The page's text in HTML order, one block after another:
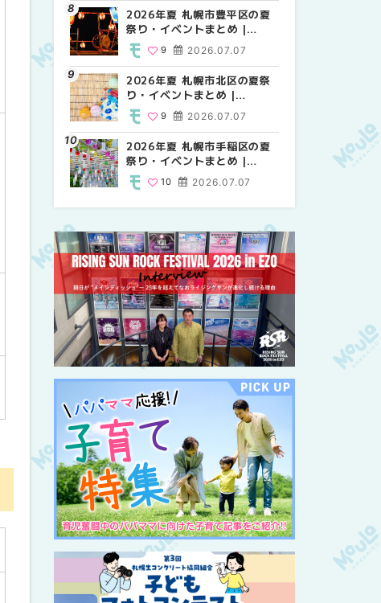
2026年夏 札幌市豊平区の夏
祭り・イベントまとめ |
MouLa HOKKAIDO
2026.07.07
9
2026年夏 札幌市北区の夏祭
り・イベントまとめ |
MouLa HOKKAIDO
2026.07.07
9
2026年夏 札幌市手稲区の夏
祭り・イベントまとめ |
MouLa HOKKAIDO
2026.07.07
10
2026年夏 札幌市豊平区の夏
祭り・イベントまとめ |
9
2026年夏 札幌市中央区の夏
祭り・イベントまとめ |
9
2026年夏 恵庭市・千歳市の
夏祭り・イベントまとめ |
9
【2026年最新】新千歳空港で
しか買えない絶対に外せない
| MouLa HOKKAIDO
25
【新千歳空港】新カードラウ
ンジが開業。「SUPER
ラウンジアネックス）」をご
紹介！！ | MouLa
HOKKAIDO
18
2026年夏 札幌市豊平区の夏
祭り・イベントまとめ |
9